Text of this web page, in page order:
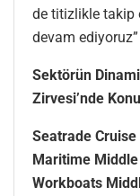
de titizlikle takip
devam
Sektörün
Zirvesi’nde
Seatrade
Maritime
Workboats